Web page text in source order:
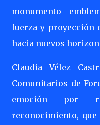
monumento
fuerza y proyección
hacia nuevos
Claudia Vélez
Comunitarios de
emoción por
reconocimiento,